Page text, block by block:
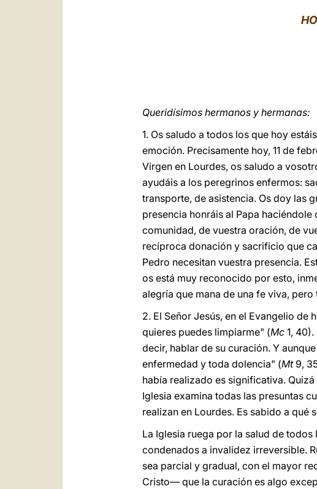
Queridísimos hermanos y hermanas:
1. Os saludo a todos los que hoy
emoción. Precisamente hoy, 11 de
Virgen en Lourdes, os saludo a
ayudáis a los peregrinos enfermos:
transporte, de asistencia. Os doy las
presencia honráis al Papa
comunidad, de vuestra oración, de
recíproca donación y sacrificio que
Pedro necesitan vuestra presencia.
os está muy reconocido por esto,
alegría que mana de una fe viva,
2. El Señor Jesús, en el Evangelio de
quieres puedes limpiarme" (Mc 1,
decir, hablar de su curación. Y
enfermedad y toda dolencia" (Mt9,
había realizado es significativa.
Iglesia examina todas las presuntas
realizan en Lourdes. Es sabido a qué
La Iglesia ruega por la salud de
condenados a invalidez irreversible.
sea parcial y gradual, con el mayor
Cristo— que la curación es algo